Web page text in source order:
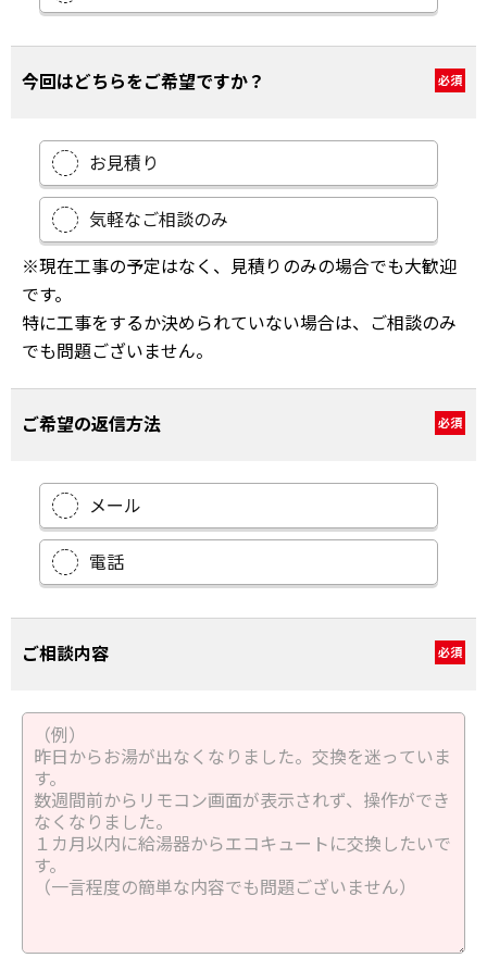
今回はどちらをご希望ですか？ 必須
お見積り
気軽なご相談のみ
※現在工事の予定はなく、見積りのみの場合でも大歓迎
です。
特に工事をするか決められていない場合は、ご相談のみ
でも問題ございません。
ご希望の返信方法 必須
メール
電話
ご相談内容 必須